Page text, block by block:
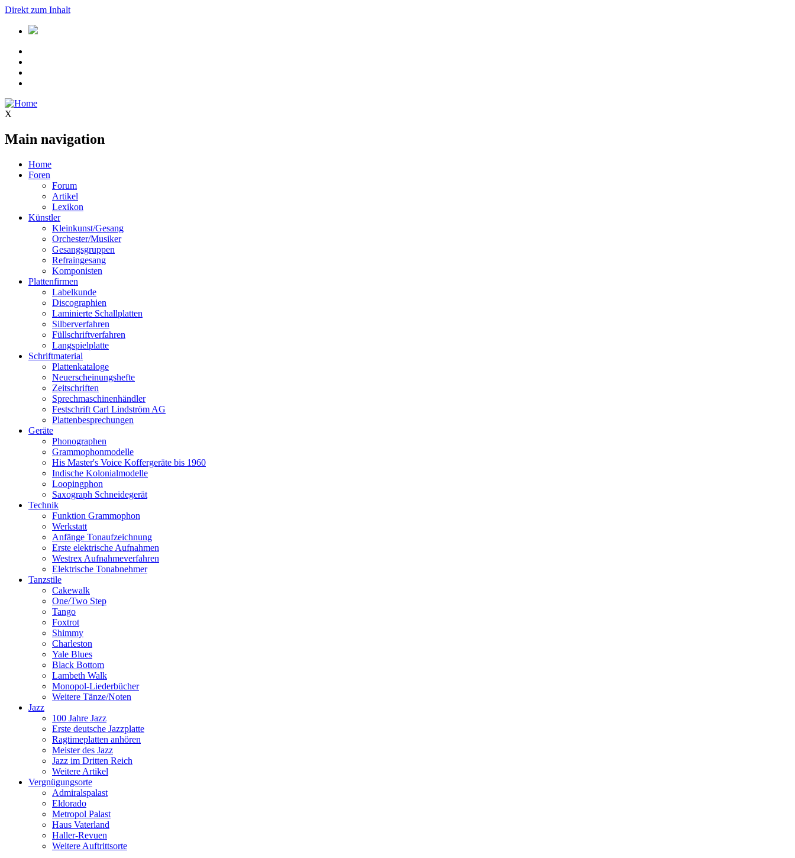
Direkt zum Inhalt
X
Main navigation
Home
Foren
Forum
Artikel
Lexikon
Künstler
Kleinkunst/Gesang
Orchester/Musiker
Gesangsgruppen
Refraingesang
Komponisten
Plattenfirmen
Labelkunde
Discographien
Laminierte Schallplatten
Silberverfahren
Füllschriftverfahren
Langspielplatte
Schriftmaterial
Plattenkataloge
Neuerscheinungshefte
Zeitschriften
Sprechmaschinenhändler
Festschrift Carl Lindström AG
Plattenbesprechungen
Geräte
Phonographen
Grammophonmodelle
His Master's Voice Koffergeräte bis 1960
Indische Kolonialmodelle
Loopingphon
Saxograph Schneidegerät
Technik
Funktion Grammophon
Werkstatt
Anfänge Tonaufzeichnung
Erste elektrische Aufnahmen
Westrex Aufnahmeverfahren
Elektrische Tonabnehmer
Tanzstile
Cakewalk
One/Two Step
Tango
Foxtrot
Shimmy
Charleston
Yale Blues
Black Bottom
Lambeth Walk
Monopol-Liederbücher
Weitere Tänze/Noten
Jazz
100 Jahre Jazz
Erste deutsche Jazzplatte
Ragtimeplatten anhören
Meister des Jazz
Jazz im Dritten Reich
Weitere Artikel
Vergnügungsorte
Admiralspalast
Eldorado
Metropol Palast
Haus Vaterland
Haller-Revuen
Weitere Auftrittsorte